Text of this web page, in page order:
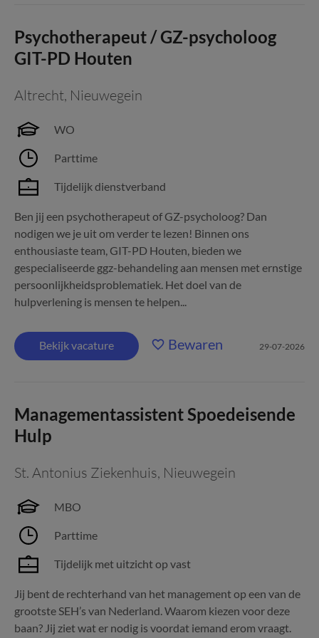
Psychotherapeut / GZ-psycholoog
GIT-PD Houten
Altrecht, Nieuwegein
WO
Parttime
Tijdelijk dienstverband
Ben jij een psychotherapeut of GZ-psycholoog? Dan
nodigen we je uit om verder te lezen! Binnen ons
enthousiaste team, GIT-PD Houten, bieden we
gespecialiseerde ggz-behandeling aan mensen met ernstige
persoonlijkheidsproblematiek. Het doel van de
hulpverlening is mensen te helpen...
Bekijk vacature Bewaren 29-07-2026
Managementassistent Spoedeisende
Hulp
St. Antonius Ziekenhuis, Nieuwegein
MBO
Parttime
Tijdelijk met uitzicht op vast
Jij bent de rechterhand van het management op een van de
grootste SEH’s van Nederland. Waarom kiezen voor deze
baan? Jij ziet wat er nodig is voordat iemand erom vraagt.